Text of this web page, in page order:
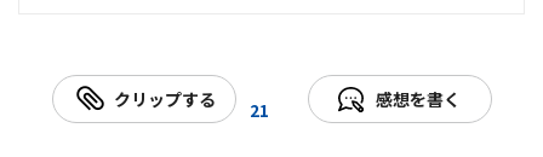
クリップする 21 感想を書く